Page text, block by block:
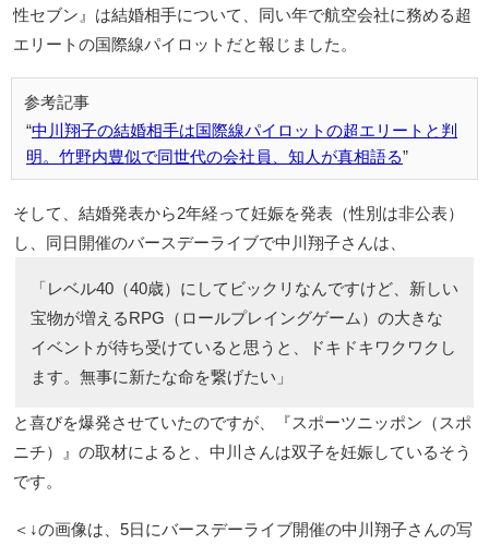
性セブン』は結婚相手について、同い年で航空会社に務める超
エリートの国際線パイロットだと報じました。
中川翔子の結婚相手は国際線パイロットの超エリートと判
明。竹野内豊似で同世代の会社員、知人が真相語る
そして、結婚発表から2年経って妊娠を発表（性別は非公表）
し、同日開催のバースデーライブで中川翔子さんは、
「レベル40（40歳）にしてビックリなんですけど、新しい
宝物が増えるRPG（ロールプレイングゲーム）の大きな
イベントが待ち受けていると思うと、ドキドキワクワクし
ます。無事に新たな命を繋げたい」
と喜びを爆発させていたのですが、『スポーツニッポン（スポ
ニチ）』の取材によると、中川さんは双子を妊娠しているそう
です。
＜↓の画像は、5日にバースデーライブ開催の中川翔子さんの写